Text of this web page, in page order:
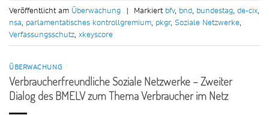
Veröffentlicht am Überwachung | Markiert bfv, bnd, bundestag, de-cix,
nsa, parlamentatisches kontrollgremium, pkgr, Soziale Netzwerke,
Verfassungsschutz, xkeyscore
ÜBERWACHUNG
Verbraucherfreundliche Soziale Netzwerke – Zweiter
Dialog des BMELV zum Thema Verbraucher im Netz